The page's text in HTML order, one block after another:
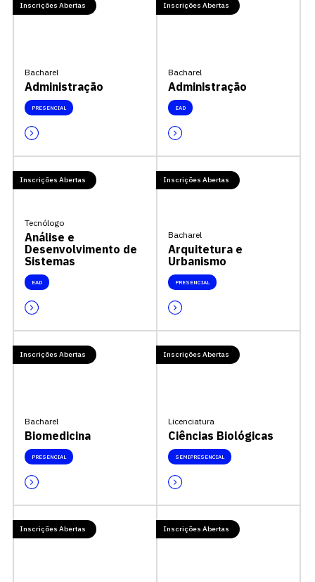
Inscrições Abertas
Bacharel
Administração
PRESENCIAL
Inscrições Abertas
Bacharel
Administração
EAD
Inscrições Abertas
Tecnólogo
Análise e
Desenvolvimento de
Sistemas
EAD
Inscrições Abertas
Bacharel
Arquitetura e
Urbanismo
PRESENCIAL
Inscrições Abertas
Bacharel
Biomedicina
PRESENCIAL
Inscrições Abertas
Licenciatura
Ciências Biológicas
SEMIPRESENCIAL
Inscrições Abertas Inscrições Abertas